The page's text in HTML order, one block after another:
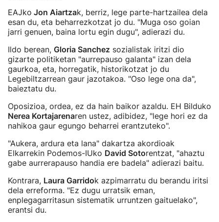
EAJko Jon Aiartzak, berriz, lege parte-hartzailea dela
esan du, eta beharrezkotzat jo du. "Muga oso goian
jarri genuen, baina lortu egin dugu", adierazi du.
Ildo berean, Gloria Sanchez sozialistak iritzi dio
gizarte politiketan "aurrepauso galanta" izan dela
gaurkoa, eta, horregatik, historikotzat jo du
Legebiltzarrean gaur jazotakoa. "Oso lege ona da",
baieztatu du.
Oposizioa, ordea, ez da hain baikor azaldu. EH Bilduko
Nerea Kortajarenaren ustez, adibidez, "lege hori ez da
nahikoa gaur egungo beharrei erantzuteko".
"Aukera, ardura eta lana" dakartza akordioak
Elkarrekin Podemos-IUko David Sotorentzat, "ahaztu
gabe aurrerapauso handia ere badela" adierazi baitu.
Kontrara, Laura Garridok azpimarratu du berandu iritsi
dela erreforma. "Ez dugu urratsik eman,
enplegagarritasun sistematik urruntzen gaituelako",
erantsi du.